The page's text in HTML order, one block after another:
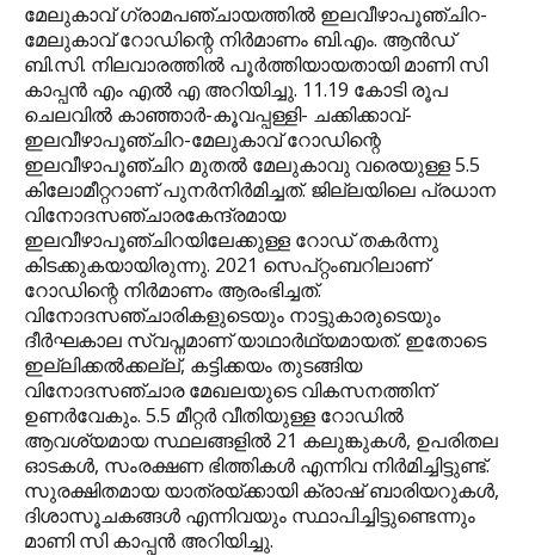
മേലുകാവ് ഗ്രാമപഞ്ചായത്തില്‍ ഇലവീഴാപൂഞ്ചിറ-
മേലുകാവ് റോഡിന്റെ നിര്‍മാണം ബി.എം. ആന്‍ഡ്
ബി.സി. നിലവാരത്തില്‍ പൂര്‍ത്തിയായതായി മാണി സി
കാപ്പന്‍ എം എല്‍ എ അറിയിച്ചു. 11.19 കോടി രൂപ
ചെലവില്‍ കാഞ്ഞാര്‍-കൂവപ്പള്ളി- ചക്കിക്കാവ്-
ഇലവീഴാപൂഞ്ചിറ-മേലുകാവ് റോഡിന്റെ
ഇലവീഴാപൂഞ്ചിറ മുതല്‍ മേലുകാവു വരെയുള്ള 5.5
കിലോമീറ്ററാണ് പുനര്‍നിര്‍മിച്ചത്.ജില്ലയിലെ പ്രധാന
വിനോദസഞ്ചാരകേന്ദ്രമായ
ഇലവീഴാപൂഞ്ചിറയിലേക്കുള്ള റോഡ് തകര്‍ന്നു
കിടക്കുകയായിരുന്നു. 2021 സെപ്റ്റംബറിലാണ്
റോഡിന്റെ നിര്‍മാണം ആരംഭിച്ചത്.
വിനോദസഞ്ചാരികളുടെയും നാട്ടുകാരുടെയും
ദീര്‍ഘകാല സ്വപ്നമാണ് യാഥാര്‍ഥ്യമായത്. ഇതോടെ
ഇല്ലിക്കല്‍ക്കല്ല്, കട്ടിക്കയം തുടങ്ങിയ
വിനോദസഞ്ചാര മേഖലയുടെ വികസനത്തിന്
ഉണര്‍വേകും. 5.5 മീറ്റര്‍ വീതിയുള്ള റോഡില്‍
ആവശ്യമായ സ്ഥലങ്ങളില്‍ 21 കലുങ്കുകള്‍, ഉപരിതല
ഓടകള്‍, സംരക്ഷണ ഭിത്തികള്‍ എന്നിവ നിര്‍മിച്ചിട്ടുണ്ട്.
സുരക്ഷിതമായ യാത്രയ്ക്കായി ക്രാഷ് ബാരിയറുകള്‍,
ദിശാസൂചകങ്ങള്‍ എന്നിവയും സ്ഥാപിച്ചിട്ടുണ്ടെന്നും
മാണി സി കാപ്പന്‍ അറിയിച്ചു.